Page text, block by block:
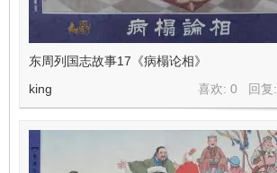
东周列国志故事17《病榻论相》
喜欢: 0 回复:
king